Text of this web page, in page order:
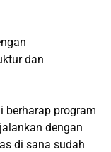
dan
berharap program
dengan
di sana sudah